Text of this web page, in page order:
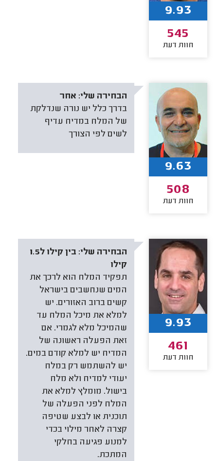
9.93
545
חוות דעת
הבחירה שלי: אחר
בדרך כלל יש נורה שנדלקת
של המלח במדיח עדיף
לשים לפי הצורך
9.63
508
חוות דעת
הבחירה שלי:
בין קילו ל1.5
קילו
תפקיד המלח הוא לרכך את
המים שנחשבים בישראל
קשים ברוב האזורים. יש
למלא את מיכל המלח עד
שהמיכל מלא לגמרי. אם
זאת הפעלה ראשונה של
המדיח יש למלא קודם במים.
יש להשתמש רק במלח
יעודי למדיח ולא מלח
בישול. מומלץ למלא את
המלח לפני הפעלה של
תוכנית או לבצע שטיפה
קצרה לאחר מילוי בכדי
למנוע פגיעה בחלקי
המתכת.
9.93
461
חוות דעת